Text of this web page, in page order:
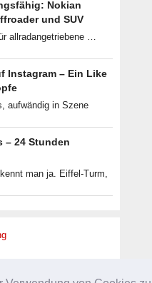
Nokian
und SUV
allradangetriebene …
Instagram – Ein Like
aufwändig in Szene
– 24 Stunden
man ja. Eiffel-Turm,